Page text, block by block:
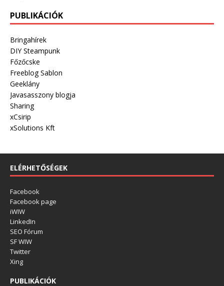
PUBLIKÁCIÓK
Bringahírek
DIY Steampunk
Főzőcske
Freeblog Sablon
Geeklány
Javasasszony blogja
Sharing
xCsirip
xSolutions Kft
ELÉRHETŐSÉGEK
Facebook
Facebook page
iWIW
LinkedIn
SEO Fórum
SF WIW
Twitter
Xing
PUBLIKÁCIÓK